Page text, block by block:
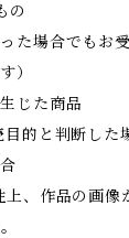
の
た場合でもお
）
じた商品
的と判断した
、作品の画